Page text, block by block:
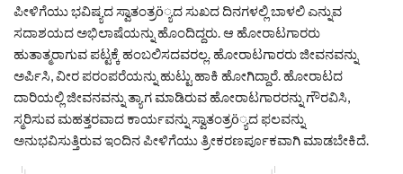
ಪೀಳಿಗೆಯು ಭವಿಷ್ಯದ ಸ್ವಾತಂತ್ರö್ಯದ ಸುಖದ ದಿನಗಳಲ್ಲಿ ಬಾಳಲಿ ಎನ್ನುವ
ಸದಾಶಯದ ಅಭಿಲಾಷೆಯನ್ನು ಹೊಂದಿದ್ದರು. ಆ ಹೋರಾಟಗಾರರು
ಹುತಾತ್ಮರಾಗುವ ಪಟ್ಟಕ್ಕೆ ಹಂಬಲಿಸದವರಲ್ಲ. ಹೋರಾಟಗಾರರು ಜೀವನವನ್ನು
ಅರ್ಪಿಸಿ, ವೀರ ಪರಂಪರೆಯನ್ನು ಹುಟ್ಟು ಹಾಕಿ ಹೋಗಿದ್ದಾರೆ. ಹೋರಾಟದ
ದಾರಿಯಲ್ಲಿ ಜೀವನವನ್ನು ತ್ಯಾಗ ಮಾಡಿರುವ ಹೋರಾಟಗಾರರನ್ನು ಗೌರವಿಸಿ,
ಸ್ಮರಿಸುವ ಮಹತ್ತರವಾದ ಕಾರ್ಯವನ್ನು ಸ್ವಾತಂತ್ರö್ಯದ ಫಲವನ್ನು
ಅನುಭವಿಸುತ್ತಿರುವ ಇಂದಿನ ಪೀಳಿಗೆಯು ತ್ರೀಕರಣರ್ಪೂಕವಾಗಿ ಮಾಡಬೇಕಿದೆ.